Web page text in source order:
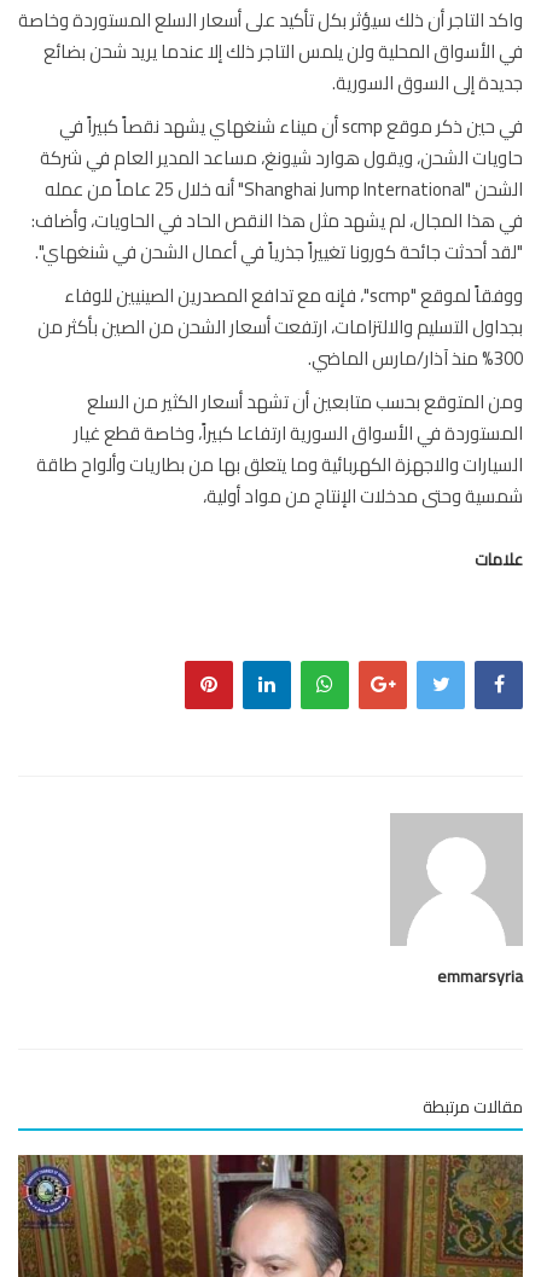
التاجر أن ذلك سيؤثر بكل تأكيد على أسعار السلع المستوردة وخاصة
المحلية ولن يلمس التاجر ذلك إلا عندما يريد شحن بضائع
إلى السوق السورية.
في حين ذكر موقع scmp أن ميناء شنغهاي يشهد نقصاً كبيراً في
الشحن، ويقول هوارد شيونغ، مساعد المدير العام في شركة
الشحن "Shanghai Jump International" أنه خلال 25 عاماً من عمله
المجال، لم يشهد مثل هذا النقص الحاد في الحاويات، وأضاف:
أحدثت جائحة كورونا تغييراً جذرياً في أعمال الشحن في شنغهاي".
ووفقاً لموقع "scmp"، فإنه مع تدافع المصدرين الصينيين للوفاء
التسليم والالتزامات، ارتفعت أسعار الشحن من الصين بأكثر من
المتوقع بحسب متابعين أن تشهد أسعار الكثير من السلع
في الأسواق السورية ارتفاعا كبيراً، وخاصة قطع غيار
والاجهزة الكهربائية وما يتعلق بها من بطاريات وألواح طاقة
وحتى مدخلات الإنتاج من مواد أولية،
مرتبطة